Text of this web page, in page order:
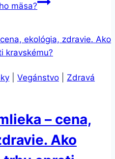
mäsa?
Vegánstvo
Zdravá
– cena,
Ako